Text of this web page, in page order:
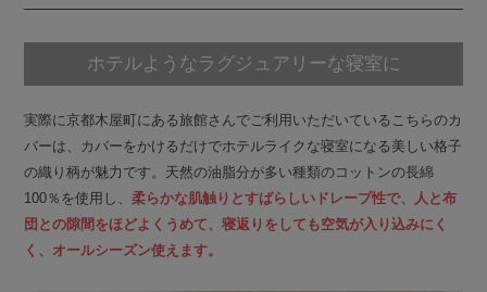
ホテルような ラグジュアリーな寝室に
実際に京都木屋町にある旅館さんでご利用いただいているこちらのカ
バーは、カバーをかけるだけでホテルライクな寝室になる美しい格子
の織り柄が魅力です。天然の油脂分が多い種類のコットンの長綿
100％を使用し、柔らかな肌触りとすばらしいドレープ性で、人と布
団との隙間をほどよくうめて、寝返りをしても空気が入り込みにく
く、オールシーズン使えます。